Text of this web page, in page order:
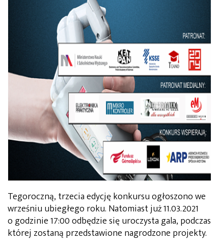
Tegoroczną, trzecia edycję konkursu ogłoszono we
wrześniu ubiegłego roku. Natomiast już 11.03.2021
o godzinie 17:00 odbędzie się uroczysta gala, podczas
której zostaną przedstawione nagrodzone projekty.